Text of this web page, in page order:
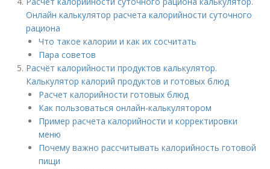
Онлайн калькулятор расчета калорийности суточного
рациона
Что такое калории и как их сосчитать
Пара советов
Расчёт калорийности продуктов калькулятор.
Калькулятор калорий продуктов и готовых блюд
Расчет калорийности готовых блюд
Как пользоваться онлайн-калькулятором
Пример расчета калорийности и корректировки
меню
Почему важно рассчитывать калорийность готовой
пищи